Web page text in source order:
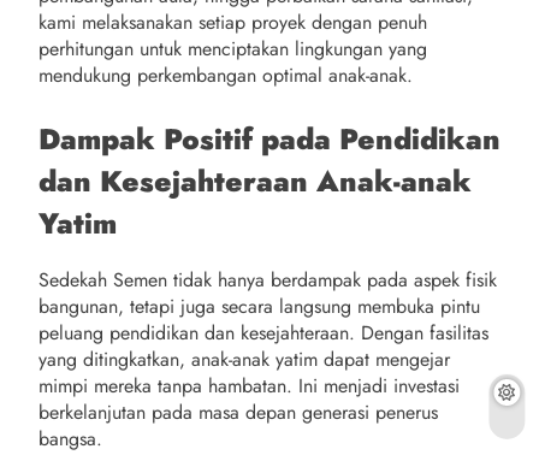
kami melaksanakan setiap proyek dengan penuh
perhitungan untuk menciptakan lingkungan yang
mendukung perkembangan optimal anak-anak.
Dampak Positif pada Pendidikan
dan Kesejahteraan Anak-anak
Yatim
Sedekah Semen tidak hanya berdampak pada aspek fisik
bangunan, tetapi juga secara langsung membuka pintu
peluang pendidikan dan kesejahteraan. Dengan fasilitas
yang ditingkatkan, anak-anak yatim dapat mengejar
mimpi mereka tanpa hambatan. Ini menjadi investasi
berkelanjutan pada masa depan generasi penerus
bangsa.